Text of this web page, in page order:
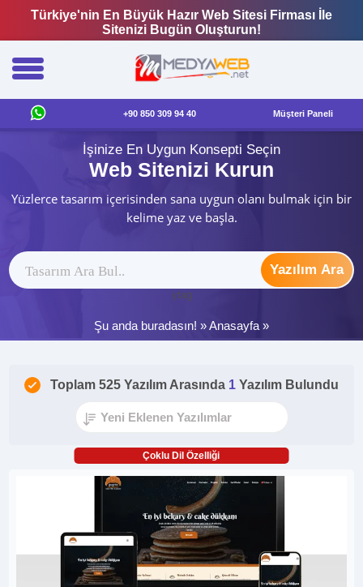
Türkiye'nin En Büyük Hazır Web Sitesi Firması İle
Sitenizi Bugün Oluşturun!
+90 850 309 94 40 Müşteri Paneli
İşinize En Uygun Konsepti Seçin
Web Sitenizi Kurun
Yüzlerce tasarım içerisinden sana uygun olanı bulmak için bir
kelime yaz ve başla.
Yazılım Ara
ytag
Şu anda buradasın! »Anasayfa »
Toplam 525 Yazılım Arasında 1 Yazılım Bulundu
Çoklu Dil Özelliği